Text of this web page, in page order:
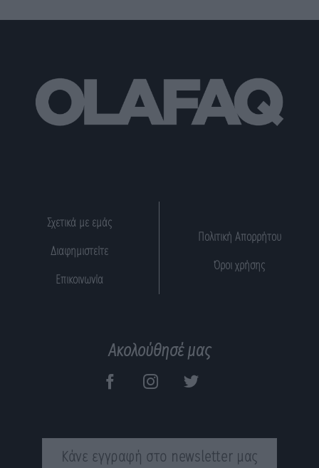
Σχετικά με εμάς
Διαφημιστείτε
Επικοινωνία
Πολιτική Απορρήτου
Όροι χρήσης
Ακολούθησέ μας
Κάνε εγγραφή στο newsletter μας